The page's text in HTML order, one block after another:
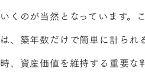
いくのが当然となっています。
は、築年数だけで簡単に計られ
時、資産価値を維持する重要な